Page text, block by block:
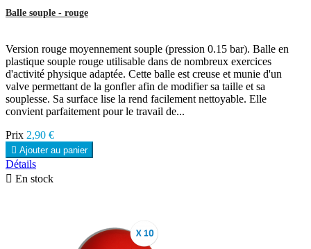
Balle souple - rouge
Version rouge moyennement souple (pression 0.15 bar). Balle en
plastique souple rouge utilisable dans de nombreux exercices
d'activité physique adaptée. Cette balle est creuse et munie d'un
valve permettant de la gonfler afin de modifier sa taille et sa
souplesse. Sa surface lise la rend facilement nettoyable. Elle
convient parfaitement pour le travail de...
Prix 2,90 €
 Ajouter au panier
Détails
 En stock